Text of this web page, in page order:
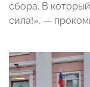
сбора. В
сила!», —